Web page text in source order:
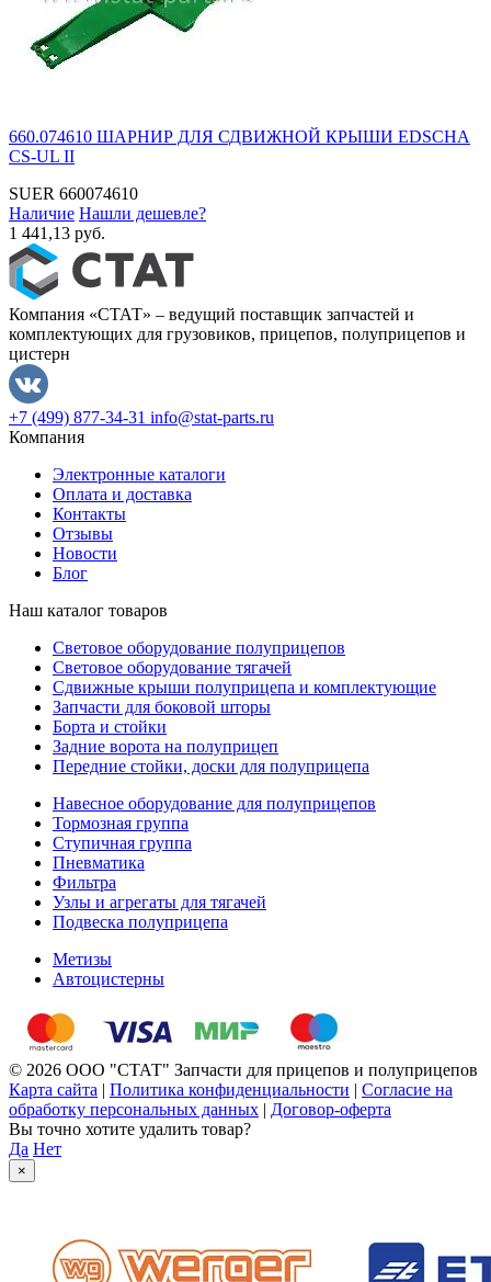
660.074610 ШАРНИР ДЛЯ СДВИЖНОЙ КРЫШИ EDSCHA
CS-UL II
SUER 660074610
Наличие Нашли дешевле?
1 441,13 руб.
Компания «СТАТ» – ведущий поставщик запчастей и
комплектующих для грузовиков, прицепов, полуприцепов и
цистерн
+7 (499) 877-34-31 info@stat-parts.ru
Компания
Электронные каталоги
Оплата и доставка
Контакты
Отзывы
Новости
Блог
Наш каталог товаров
Световое оборудование полуприцепов
Световое оборудование тягачей
Сдвижные крыши полуприцепа и комплектующие
Запчасти для боковой шторы
Борта и стойки
Задние ворота на полуприцеп
Передние стойки, доски для полуприцепа
Навесное оборудование для полуприцепов
Тормозная группа
Ступичная группа
Пневматика
Фильтра
Узлы и агрегаты для тягачей
Подвеска полуприцепа
Метизы
Автоцистерны
© 2026 ООО "СТАТ" Запчасти для прицепов и полуприцепов
Карта сайта | Политика конфиденциальности | Согласие на
обработку персональных данных | Договор-оферта
Вы точно хотите удалить товар?
Да Нет
×